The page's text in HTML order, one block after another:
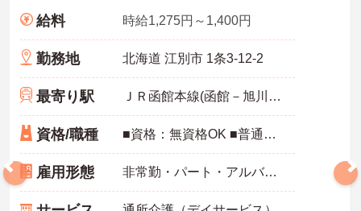
給料 時給1,275円～1,400円
勤務地 北海道 江別市 1条3-12-2
最寄り駅 ＪＲ函館本線(函館－旭川)「江別駅」徒歩5分
資格/職種 ■資格：無資格OK ■普通自動車免許：必須 ■経験：不問 未経験可
雇用形態 非常勤・パート・アルバイト